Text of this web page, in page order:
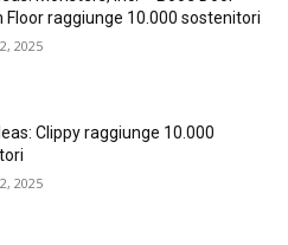
Floor raggiunge 10.000 sostenitori
2025
Clippy raggiunge 10.000
2025